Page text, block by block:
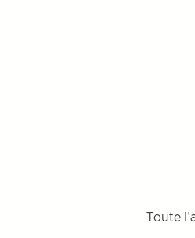
Toute